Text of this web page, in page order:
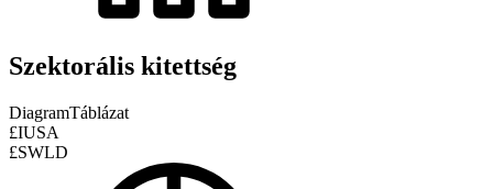
Szektorális kitettség
DiagramTáblázat
£IUSA
£SWLD